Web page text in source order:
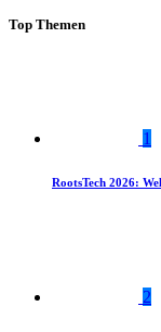
Top Themen
1
RootsTech 2026:
2